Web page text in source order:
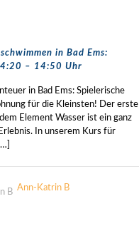
in Bad Ems:
– 14:50 Uhr
in Bad Ems: Spielerische
für die Kleinsten! Der erste
Element Wasser ist ein ganz
In unserem Kurs für
[…]
Ann-Katrin B